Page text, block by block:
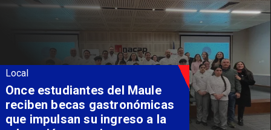
Local
Álvarez-Salamanca lidera la
apuesta regional para
consolidar el Paso Pehuenche
como alternativa a Los